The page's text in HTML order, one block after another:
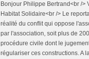
Bonjour Philippe Bertrand<br />
Habitat Solidaire<br /> Le
réalité du conflit qui oppose
par l'association, soit plus de
procédure civile dont le
régulariser ces constructions. A